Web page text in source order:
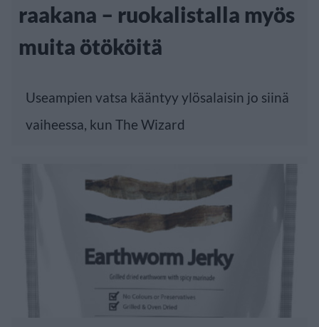
raakana – ruokalistalla myös
muita ötököitä
Useampien vatsa kääntyy ylösalaisin jo siinä
vaiheessa, kun The Wizard